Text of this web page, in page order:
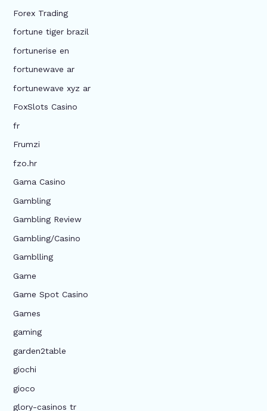
Forex Trading
fortune tiger brazil
fortunerise en
fortunewave ar
fortunewave xyz ar
FoxSlots Casino
fr
Frumzi
fzo.hr
Gama Casino
Gambling
Gambling Review
Gambling/Casino
Gamblling
Game
Game Spot Casino
Games
gaming
garden2table
giochi
gioco
glory-casinos tr